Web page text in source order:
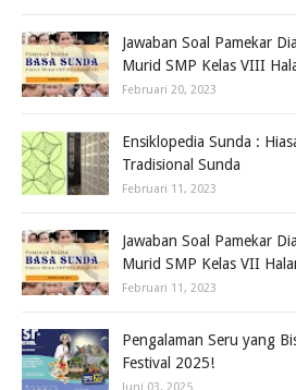
Jawaban Soal Pamekar
Murid SMP Kelas VIII
Februari 20, 2023
Ensiklopedia Sunda :
Tradisional Sunda
Februari 11, 2023
Jawaban Soal Pamekar
Murid SMP Kelas VII
Februari 11, 2023
Pengalaman Seru yang
Festival 2025!